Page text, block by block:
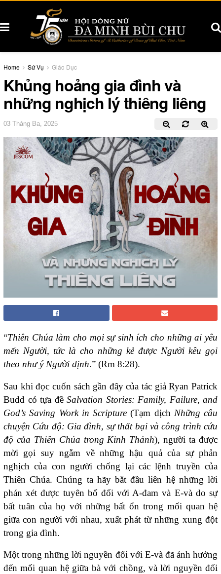
Home Sứ Vụ Giáo Dục
Khủng hoảng gia đình và
những nghịch lý thiêng liêng
03 Tháng Ba, 2025
“Thiên Chúa làm cho mọi sự sinh ích cho những ai yêu
mến Người, tức là cho những kẻ được Người kêu gọi
theo như ý Người định.” (Rm 8:28).
Sau khi đọc cuốn sách gần đây của tác giả Ryan Patrick
Budd có tựa đề Salvation Stories: Family, Failure, and
God’s Saving Work in Scripture(Tạm dịch Những câu
chuyện Cứu độ: Gia đình, sự thất bại và công trình cứu
độ của Thiên Chúa trong Kinh Thánh), người ta được
mời gọi suy ngẫm về những hậu quả của sự phản
nghịch của con người chống lại các lệnh truyền của
Thiên Chúa. Chúng ta hãy bắt đầu liên hệ những lời
phán xét được tuyên bố đối với A-đam và E-và do sự
bất tuân của họ với những bất ổn trong mối quan hệ
giữa con người với nhau, xuất phát từ những xung đột
trong gia đình.
Một trong những lời nguyền đối với E-và đã ảnh hưởng
đến mối quan hệ giữa bà với chồng, và lời nguyền đối